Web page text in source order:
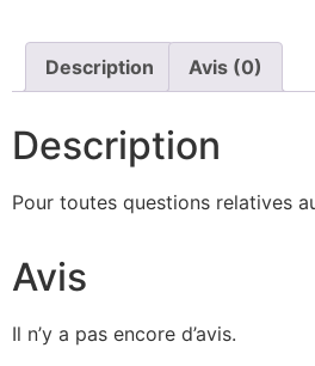
Description Avis (0)
Description
Pour toutes questions relatives
Avis
Il n’y a pas encore d’avis.